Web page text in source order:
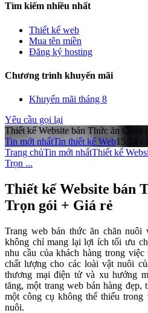
Tìm kiếm nhiều nhất
Thiết kế web
Mua tên miền
Đăng ký hosting
Chương trình khuyến mãi
Khuyến mãi tháng 8
Yêu cầu gọi lại
Thiết kế Website bán Thức ăn Chăn
Tin mới nhấtTin thiết kế Web15:24 -
Trang chủTin mới nhấtThiết kế
Trọn ...
Thiết kế Website bán
Trọn gói + Giá rẻ
Trang web bán thức ăn chăn
không chỉ mang lại lợi ích tối ưu
nhu cầu của khách hàng trong
chất lượng cho các loài vật nuôi
thương mại điện tử và xu hướng
tăng, một trang web bán hàng đẹp,
một công cụ không thể thiếu
nuôi.